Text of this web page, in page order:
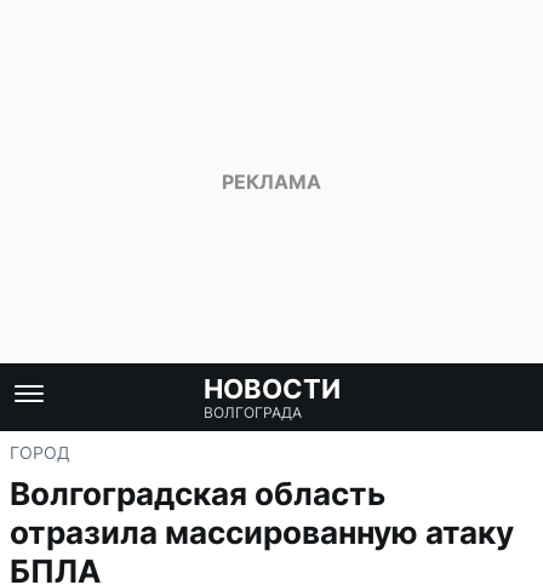
НОВОСТИ
ВОЛГОГРАДА
ГОРОД
Волгоградская область
отразила массированную атаку
БПЛА